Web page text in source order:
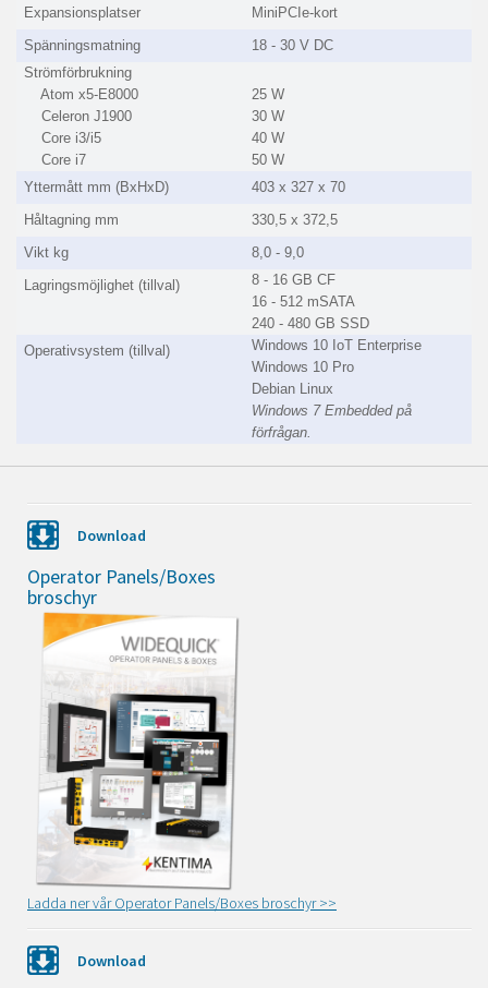
Expansionsplatser
MiniPCIe-kort
Spänningsmatning
18 - 30 V DC
Strömförbrukning
Atom x5-E8000
Celeron J1900
Core i3/i5
Core i7
25 W
30 W
40 W
50 W
Yttermått mm (BxHxD)
403 x 327 x 70
Håltagning mm
330,5 x 372,5
Vikt kg
8,0 - 9,0
Lagringsmöjlighet (tillval)
8 - 16 GB CF
16 - 512 mSATA
240 - 480 GB SSD
Operativsystem (tillval)
Windows 10 IoT Enterprise
Windows 10 Pro
Debian Linux
Windows 7 Embedded på
förfrågan.
Download
Operator Panels/Boxes
broschyr
Ladda ner vår Operator Panels/Boxes broschyr >>
Download